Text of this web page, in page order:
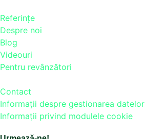
Referinţe
Despre noi
Blog
Videouri
Pentru revânzători
Contact
Informaţii despre gestionarea datelor
Informații privind modulele cookie